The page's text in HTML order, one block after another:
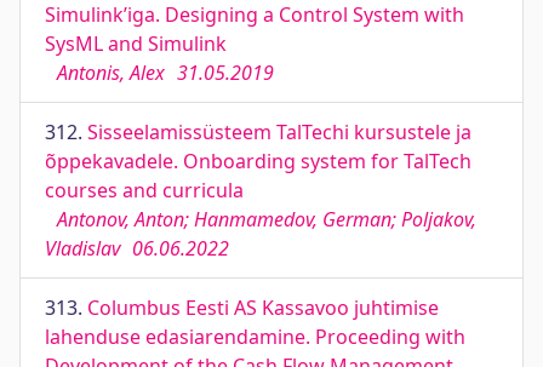
Simulink’iga. Designing a Control System with
SysML and Simulink
Antonis, Alex 31.05.2019
312. Sisseelamissüsteem TalTechi kursustele ja
õppekavadele. Onboarding system for TalTech
courses and curricula
Antonov, Anton; Hanmamedov, German; Poljakov,
Vladislav 06.06.2022
313. Columbus Eesti AS Kassavoo juhtimise
lahenduse edasiarendamine. Proceeding with